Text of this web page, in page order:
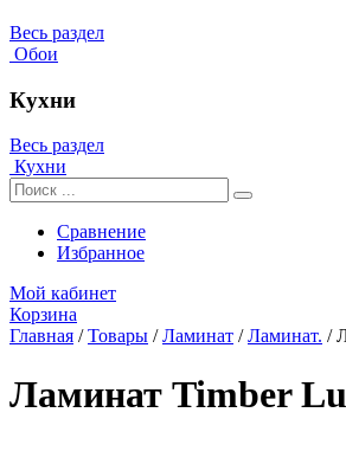
Весь раздел
Обои
Кухни
Весь раздел
Кухни
Сравнение
Избранное
Мой кабинет
Корзина
Главная /Товары /Ламинат /Ламинат. /
Ламинат Timber